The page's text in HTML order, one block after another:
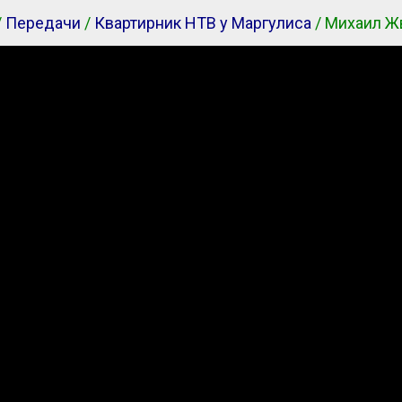
Передачи / Квартирник НТВ у Маргулиса / Михаил